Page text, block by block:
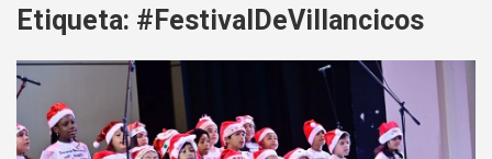
content
Etiqueta: #FestivalDeVillancicos